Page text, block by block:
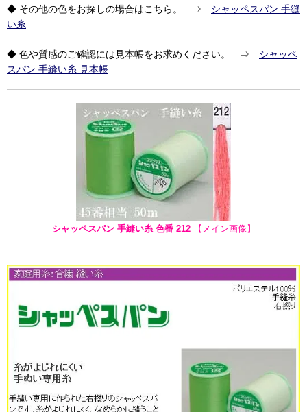
◆ その他の色をお探しの場合はこちら。 ⇒ シャッペスパン 手縫
い糸
◆ 色や質感のご確認には見本帳をお求めください。 ⇒ シャッペ
スパン 手縫い糸 見本帳
シャッペスパン 手縫い糸 色番 212【メイン画像】